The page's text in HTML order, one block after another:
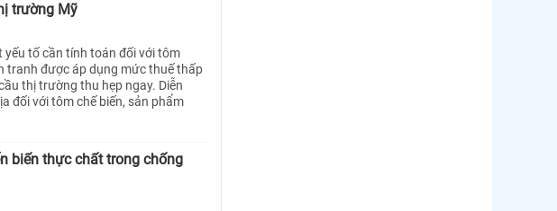
trường Mỹ
tố cần tính toán đối với tôm
tranh được áp dụng mức thuế thấp
thị trường thu hẹp ngay. Diễn
đối với tôm chế biến, sản phẩm
biến thực chất trong chống